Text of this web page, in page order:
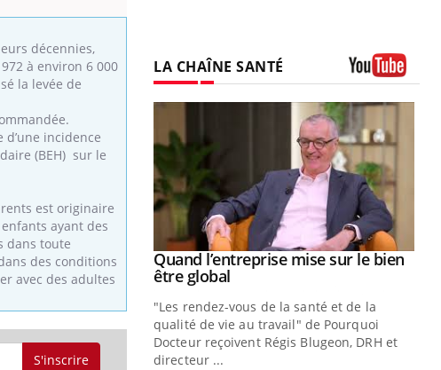
décennies,
à environ 6 000
la levée de
incidence
(BEH) sur le
est originaire
ayant des
dans toute
des conditions
avec des adultes
S'inscrire
LA CHAÎNE SANTÉ
sur le diabèteYoutube
diabète, c'est votre
culinaire qui
! Dans cet
Youtube
Quand l’entreprise mise sur le bien
être globalYoutube
"Les rendez-vous de la santé et de la
qualité de vie au travail" de Pourquoi
Docteur reçoivent Régis Blugeon, DRH et
directeur ...